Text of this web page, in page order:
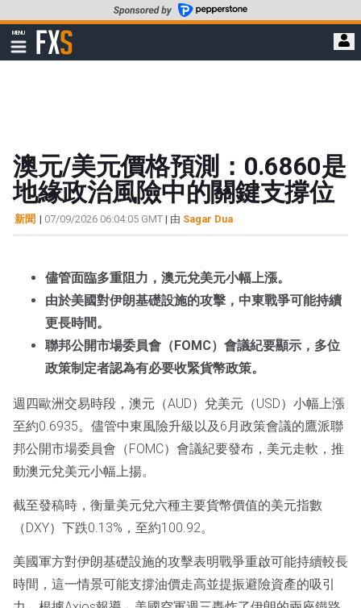
至
要
MENU
顯
示
FXStreet
澳元/美元價格預測：0.6860是
地緣政治風險中的關鍵支撐位
新聞 | 07/09/2026 06:04:05 GMT | 由 Sagar Dua
儘管面臨多重阻力，澳元兌美元小幅上漲。
由於美國對伊朗基礎設施的攻擊，中東戰爭可能持續
更長時間。
聯邦公開市場委員會（FOMC）會議紀要顯示，多位
政策制定者認為有必要收緊貨幣政策。
週四歐洲交易時段，澳元（AUD）兌美元（USD）小幅上漲
至約0.6935。儘管中東風險升級以及6月政策會議的鷹派聯
邦公開市場委員會（FOMC）會議紀要發布，美元走軟，推
動澳元兌美元小幅上揚。
截至發稿時，衡量美元兌六種主要貨幣價值的美元指數
（DXY）下跌0.13%，至約100.92。
美國軍方對伊朗基礎設施的攻擊表明戰爭重啟可能持續較長
時間，這一情景可能支撐油價走高並提振避險資產的吸引